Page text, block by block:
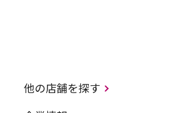
他の店舗を探す